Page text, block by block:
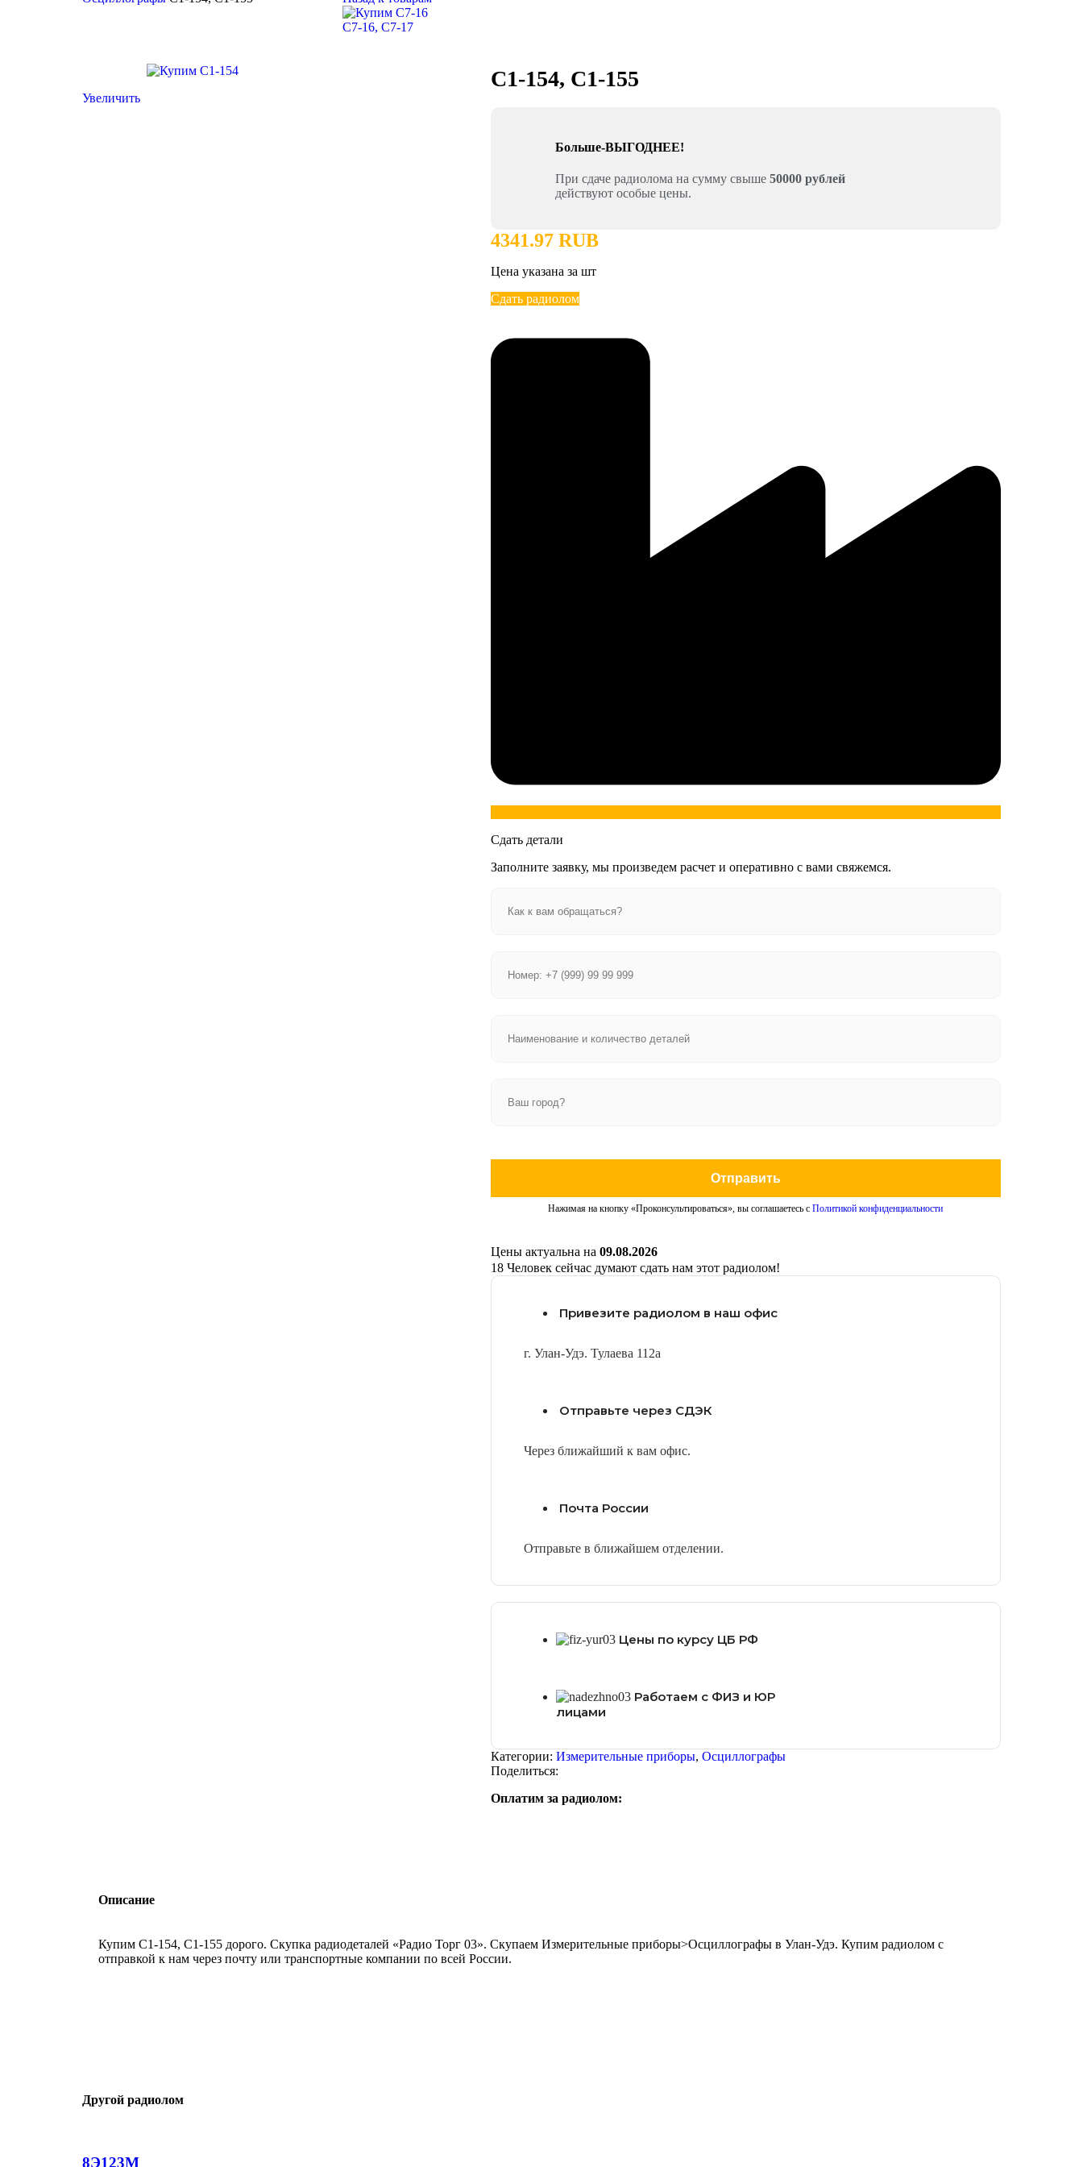
C7-16, C7-17
Увеличить
C1-154, C1-155
Больше-ВЫГОДНЕЕ!
При сдаче радиолома на сумму свыше 50000 рублей
действуют особые цены.
4341.97 RUB
Цена указана за шт
Сдать радиолом
Сдать детали
Заполните заявку, мы произведем расчет и оперативно с вами свяжемся.
Отправить
Нажимая на кнопку «Проконсультироваться», вы соглашаетесь сПолитикой конфиденциальности
Цены актуальна на 09.08.2026
18 Человек сейчас думают сдать нам этот радиолом!
Привезите радиолом в наш офис
г. Улан-Удэ. Тулаева 112а
Отправьте через СДЭК
Через ближайший к вам офис.
Почта России
Отправьте в ближайшем отделении.
Цены по курсу ЦБ РФ
Работаем с ФИЗ и ЮР
лицами
Категории: Измерительные приборы, Осциллографы
Поделиться:
Оплатим за радиолом:
Описание
Купим C1-154, C1-155 дорого. Скупка радиодеталей «Радио Торг 03». Скупаем Измерительные приборы>Осциллографы в Улан-Удэ. Купим радиолом с
отправкой к нам через почту или транспортные компании по всей России.
Другой радиолом
8Э123М